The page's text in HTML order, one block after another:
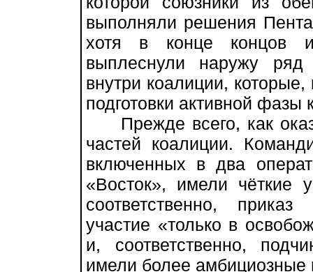
выполняли решения
хотя в конце концов
выплеснули наружу ряд
внутри коалиции,
подготовки активной фазы
Прежде всего, как
частей коалиции.
включенных в два
«Восток», имели чёткие
соответственно,
участие «только в
и, соответственно,
имели более амбициозные